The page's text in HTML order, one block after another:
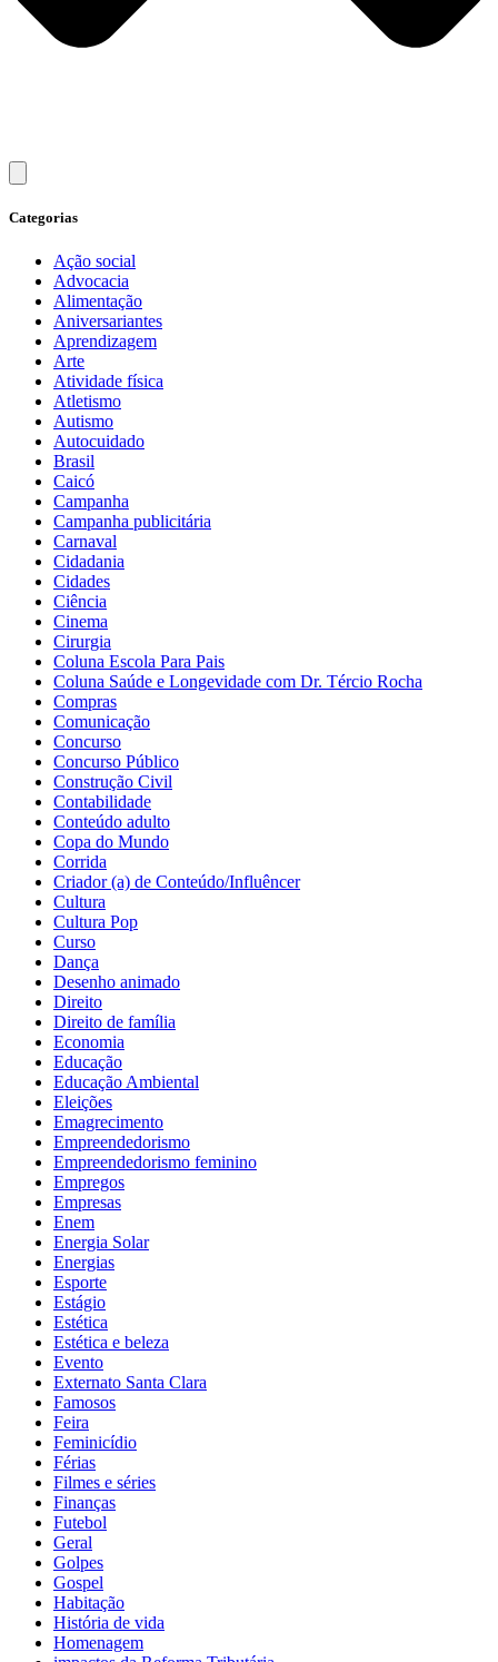
Categorias
Ação social
Advocacia
Alimentação
Aniversariantes
Aprendizagem
Arte
Atividade física
Atletismo
Autismo
Autocuidado
Brasil
Caicó
Campanha
Campanha publicitária
Carnaval
Cidadania
Cidades
Ciência
Cinema
Cirurgia
Coluna Escola Para Pais
Coluna Saúde e Longevidade com Dr. Tércio Rocha
Compras
Comunicação
Concurso
Concurso Público
Construção Civil
Contabilidade
Conteúdo adulto
Copa do Mundo
Corrida
Criador (a) de Conteúdo/Influêncer
Cultura
Cultura Pop
Curso
Dança
Desenho animado
Direito
Direito de família
Economia
Educação
Educação Ambiental
Eleições
Emagrecimento
Empreendedorismo
Empreendedorismo feminino
Empregos
Empresas
Enem
Energia Solar
Energias
Esporte
Estágio
Estética
Estética e beleza
Evento
Externato Santa Clara
Famosos
Feira
Feminicídio
Férias
Filmes e séries
Finanças
Futebol
Geral
Golpes
Gospel
Habitação
História de vida
Homenagem